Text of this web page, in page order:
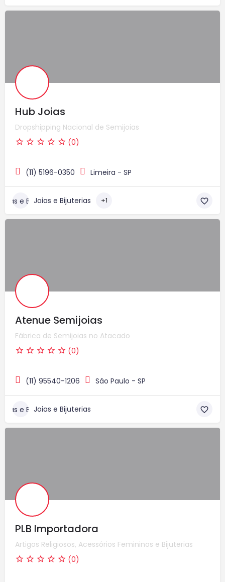
Hub Joias
Dropshipping Nacional de Semijoias
(0)
(11) 5196-0350 Limeira - SP
Joias e Bijuterias +1
Atenue Semijoias
Fábrica de Semijoias no Atacado
(0)
(11) 95540-1206 São Paulo - SP
Joias e Bijuterias
PLB Importadora
Artigos Religiosos, Acessórios Femininos e Bijuterias
(0)